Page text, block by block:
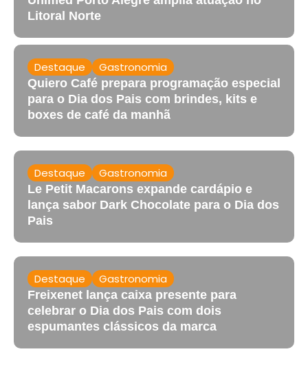
Litoral Norte
Destaque Gastronomia
Quiero Café prepara programação especial
para o Dia dos Pais com brindes, kits e
boxes de café da manhã
Destaque Gastronomia
Le Petit Macarons expande cardápio e
lança sabor Dark Chocolate para o Dia dos
Pais
Destaque Gastronomia
Freixenet lança caixa presente para
celebrar o Dia dos Pais com dois
espumantes clássicos da marca